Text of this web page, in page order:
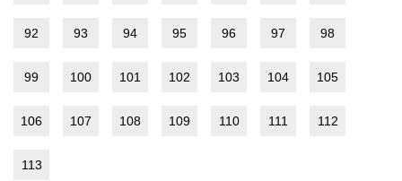
92 93 94 95 96 97 98
99 100 101 102 103 104 105
106 107 108 109 110 111 112
113